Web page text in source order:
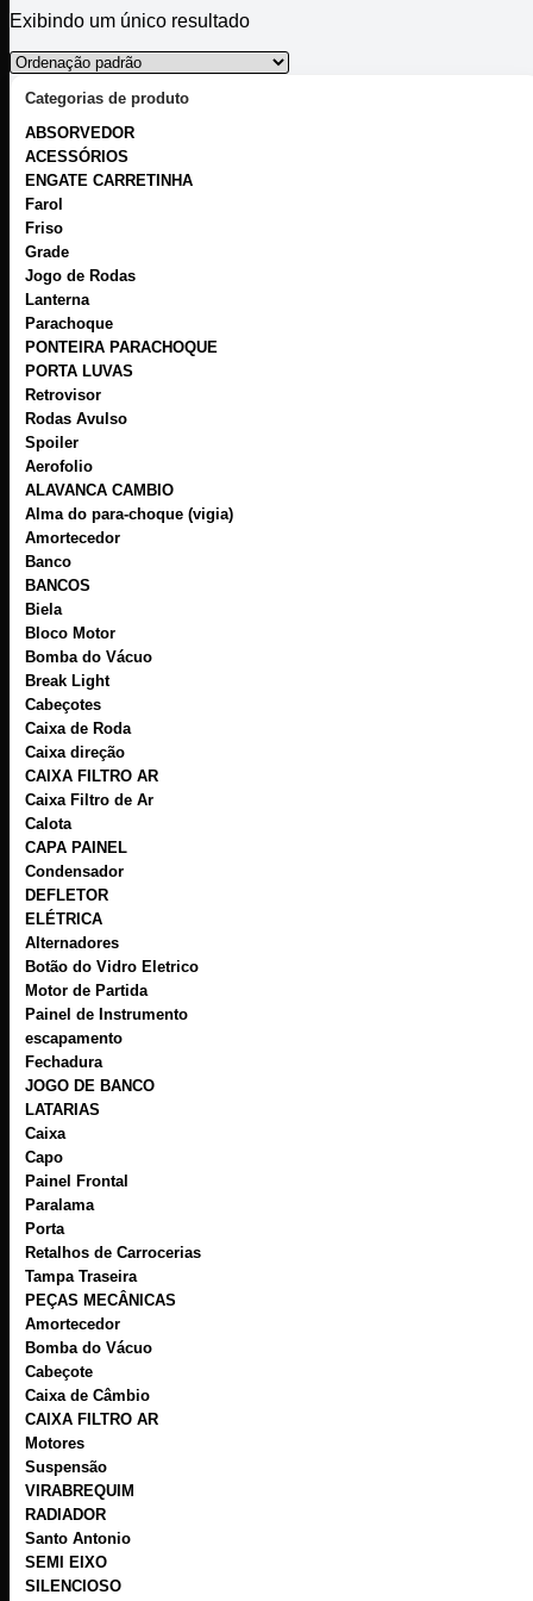
Exibindo um único resultado
Categorias de produto
ABSORVEDOR
ACESSÓRIOS
ENGATE CARRETINHA
Farol
Friso
Grade
Jogo de Rodas
Lanterna
Parachoque
PONTEIRA PARACHOQUE
PORTA LUVAS
Retrovisor
Rodas Avulso
Spoiler
Aerofolio
ALAVANCA CAMBIO
Alma do para-choque (vigia)
Amortecedor
Banco
BANCOS
Biela
Bloco Motor
Bomba do Vácuo
Break Light
Cabeçotes
Caixa de Roda
Caixa direção
CAIXA FILTRO AR
Caixa Filtro de Ar
Calota
CAPA PAINEL
Condensador
DEFLETOR
ELÉTRICA
Alternadores
Botão do Vidro Eletrico
Motor de Partida
Painel de Instrumento
escapamento
Fechadura
JOGO DE BANCO
LATARIAS
Caixa
Capo
Painel Frontal
Paralama
Porta
Retalhos de Carrocerias
Tampa Traseira
PEÇAS MECÂNICAS
Amortecedor
Bomba do Vácuo
Cabeçote
Caixa de Câmbio
CAIXA FILTRO AR
Motores
Suspensão
VIRABREQUIM
RADIADOR
Santo Antonio
SEMI EIXO
SILENCIOSO